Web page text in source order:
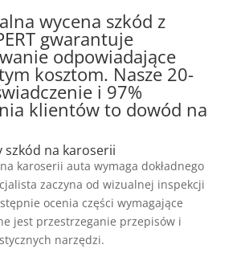
wycena szkód z
gwarantuje
odpowiadające
kosztom. Nasze 20-
i 97%
klientów to dowód na
szkód na karoserii
karoserii auta wymaga dokładnego
zaczyna od wizualnej inspekcji
ocenia części wymagające
jest przestrzeganie przepisów i
narzędzi.